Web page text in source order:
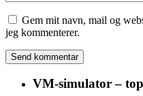
Gem mit navn, mail og
jeg kommenterer.
VM-simulator –